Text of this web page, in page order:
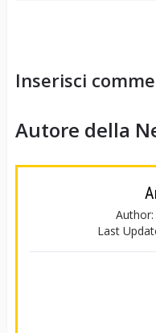
Inserisci
Autore della
Author:
Last